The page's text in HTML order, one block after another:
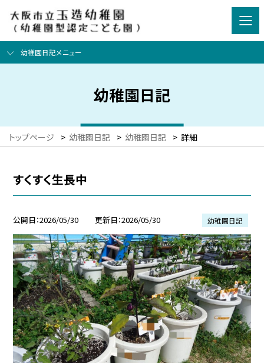
幼稚園日記メニュー
幼稚園日記
トップページ > 幼稚園日記 > 幼稚園日記 > 詳細
すくすく生長中
公開日 2026/05/30 更新日 2026/05/30 幼稚園日記